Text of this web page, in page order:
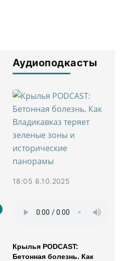
Аудиоподкасты
18:05 8.10.2025
Крылья PODCAST:
Бетонная болезнь. Как